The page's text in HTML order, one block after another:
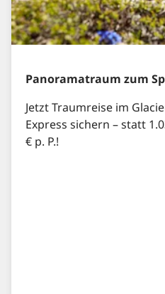
Panoramatraum zum
Jetzt Traumreise im
Express sichern – statt
€ p. P.!